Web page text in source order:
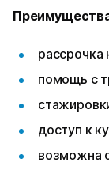
рассрочка
помощь с
доступ к
возможна